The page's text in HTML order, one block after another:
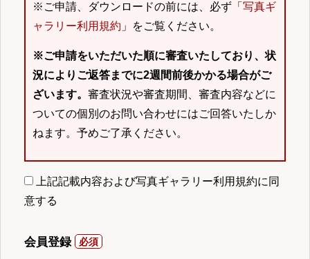
※ご申請、ダウンロードの前には、必ず「 写真ギ
ャラリー利用規約 」をご覧ください。
※ご申請をいただいた順に審査いたしており、状
況によりご返答までに2週間前後かかる場合がご
ざいます。 審査状況や審査期間、審査内容などに
ついての個別のお問い合わせにはご回答いたしか
ねます。予めご了承ください。
上記記載内容および写真ギャラリー利用規約に同
意する
会員登録